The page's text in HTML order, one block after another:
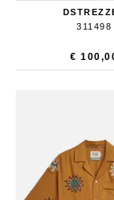
311498
€